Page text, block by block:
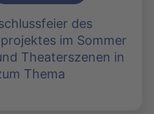
des
im Sommer
Theaterszenen in
Thema